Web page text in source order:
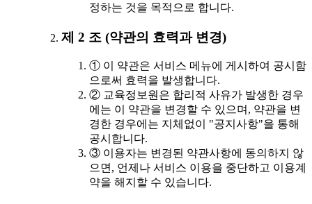
정하는 것을 목적으로 합니다.
제 2 조 (약관의 효력과 변경)
① 이 약관은 서비스 메뉴에 게시하여 공시함
으로써 효력을 발생합니다.
② 교육정보원은 합리적 사유가 발생한 경우
에는 이 약관을 변경할 수 있으며, 약관을 변
경한 경우에는 지체없이 "공지사항"을 통해
공시합니다.
③ 이용자는 변경된 약관사항에 동의하지 않
으면, 언제나 서비스 이용을 중단하고 이용계
약을 해지할 수 있습니다.